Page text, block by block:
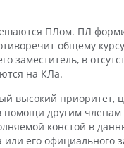
ПЛом. ПЛ
общему
заместитель, в
на КЛа.
высокий приоритет,
другим членам
констой в
или его официального